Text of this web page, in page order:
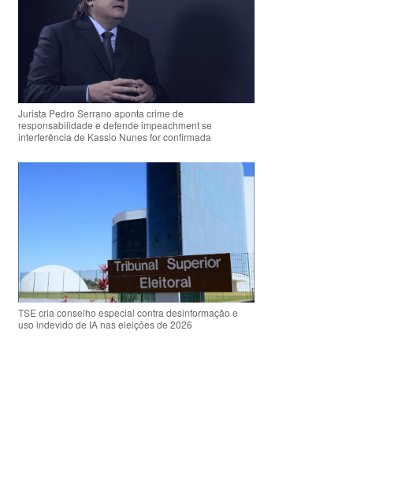
Jurista Pedro Serrano aponta crime de
responsabilidade e defende impeachment se
interferência de Kassio Nunes for confirmada
TSE cria conselho especial contra desinformação e
uso indevido de IA nas eleições de 2026